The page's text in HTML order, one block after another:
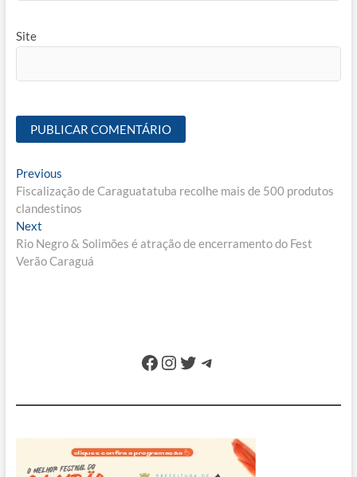
Site
Navegação
de
Post
PreviousPrevious
post:
Fiscalização de Caraguatatuba recolhe mais de 500 produtos
clandestinos
NextNext
post:
Rio Negro & Solimões é atração de encerramento do Fest
Verão Caraguá
Facebook
Instagram
Twitter
Telegram